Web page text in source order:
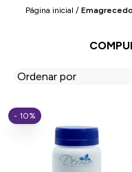
Página inicial /
- 10%